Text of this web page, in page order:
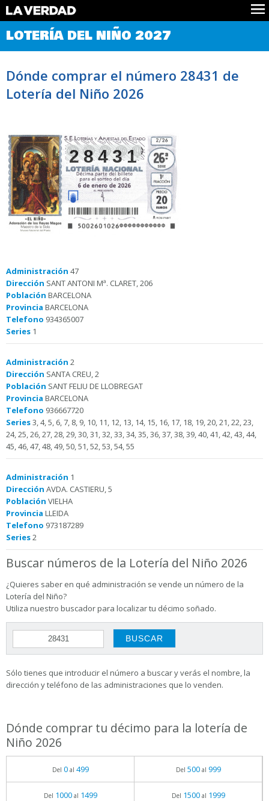
Comprobar Loteria del Niño
Premios
Noticias
Datos
LOTERÍA DEL NIÑO 2027
Dónde comprar el número 28431 de
Lotería del Niño 2026
28431
Administración 47
Dirección SANT ANTONI Mª. CLARET, 206
Población BARCELONA
Provincia BARCELONA
Telefono 934365007
Series 1
Administración 2
Dirección SANTA CREU, 2
Población SANT FELIU DE LLOBREGAT
Provincia BARCELONA
Telefono 936667720
Series3, 4, 5, 6, 7, 8, 9, 10, 11, 12, 13, 14, 15, 16, 17, 18, 19, 20, 21, 22, 23,
24, 25, 26, 27, 28, 29, 30, 31, 32, 33, 34, 35, 36, 37, 38, 39, 40, 41, 42, 43, 44,
45, 46, 47, 48, 49, 50, 51, 52, 53, 54, 55
Administración 1
Dirección AVDA. CASTIERU, 5
Población VIELHA
Provincia LLEIDA
Telefono 973187289
Series2
Buscar números de la Lotería del Niño 2026
¿Quieres saber en qué administración se vende un número de la
Lotería del Niño?
Utiliza nuestro buscador para localizar tu décimo soñado.
Sólo tienes que introducir el número a buscar y verás el nombre, la
dirección y teléfono de las administraciones que lo venden.
Dónde comprar tu décimo para la lotería de
Niño 2026
Del 0al 499 Del 500al 999
Del 1000al 1499 Del 1500al 1999